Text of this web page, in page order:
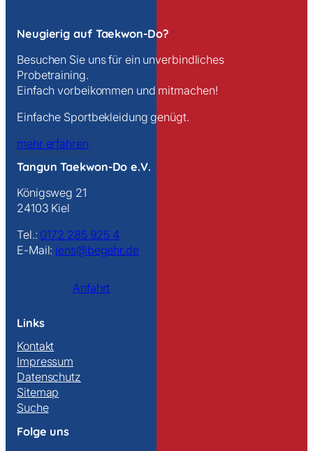
Neugierig auf Taekwon-Do?
Besuchen Sie uns für ein unverbindliches
Probetraining.
Einfach vorbeikommen und mitmachen!
Einfache Sportbekleidung genügt.
mehr erfahren
Tangun Taekwon-Do e.V.
Königsweg 21
24103 Kiel
Tel.: 0172 285 925 4
E-Mail: jens@begehr.de
Anfahrt
Links
Kontakt
Impressum
Datenschutz
Sitemap
Suche
Folge uns